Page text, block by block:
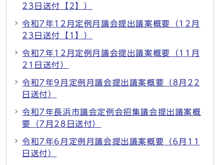
23日送付【2】）
令和7年12月定例月議会提出議案概要（12月
23日送付【1】）
令和7年12月定例月議会提出議案概要（11月
21日送付）
令和7年9月定例月議会提出議案概要（8月22
日送付）
令和7年長浜市議会定例会招集議会提出議案概
要（7月28日送付）
令和7年6月定例月議会提出議案概要（6月11
日送付）